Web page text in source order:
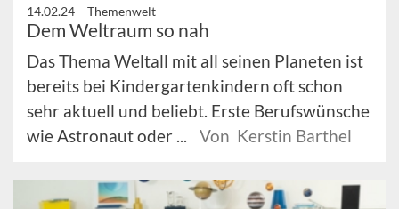
14.02.24 – Themenwelt
Dem Weltraum so nah
Das Thema Weltall mit all seinen Planeten ist
bereits bei Kindergartenkindern oft schon
sehr aktuell und beliebt. Erste Berufswünsche
wie Astronaut oder ...
Von Kerstin Barthel